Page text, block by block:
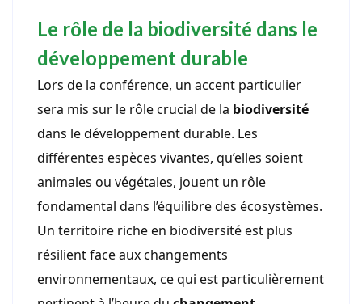
Le rôle de la biodiversité dans le
développement durable
Lors de la conférence, un accent particulier
sera mis sur le rôle crucial de la biodiversité
dans le développement durable. Les
différentes espèces vivantes, qu’elles soient
animales ou végétales, jouent un rôle
fondamental dans l’équilibre des écosystèmes.
Un territoire riche en biodiversité est plus
résilient face aux changements
environnementaux, ce qui est particulièrement